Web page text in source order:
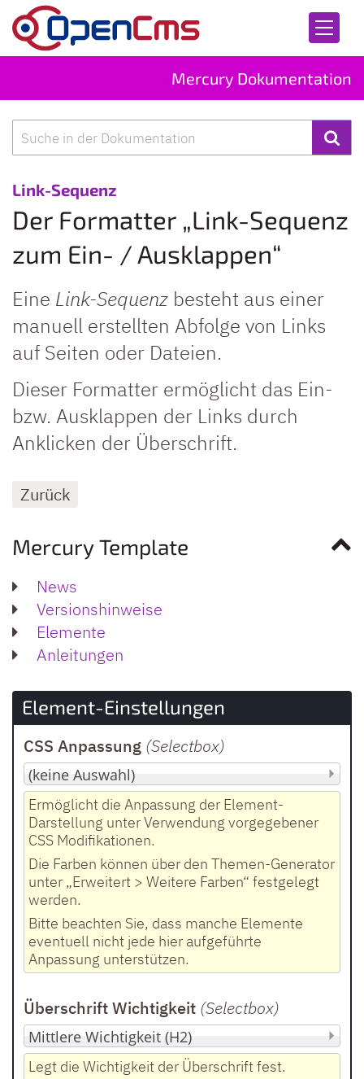
Zum Inhalt springen
Mercury Dokumentation
Link-Sequenz
Der Formatter „Link-Sequenz
zum Ein- / Ausklappen“
Eine Link-Sequenz besteht aus einer
manuell erstellten Abfolge von Links
auf Seiten oder Dateien.
Dieser Formatter ermöglicht das Ein-
bzw. Ausklappen der Links durch
Anklicken der Überschrift.
Zurück
Mercury Template
News
Versionshinweise
Elemente
Anleitungen
Element-Einstellungen
CSS Anpassung (Selectbox)
Ermöglicht die Anpassung der Element-
Darstellung unter Verwendung vorgegebener
CSS Modifikationen.
Die Farben können über den Themen-Generator
unter „Erweitert > Weitere Farben“ festgelegt
werden.
Bitte beachten Sie, dass manche Elemente
eventuell nicht jede hier aufgeführte
Anpassung unterstützen.
Überschrift Wichtigkeit (Selectbox)
Legt die Wichtigkeit der Überschrift fest.
Suche